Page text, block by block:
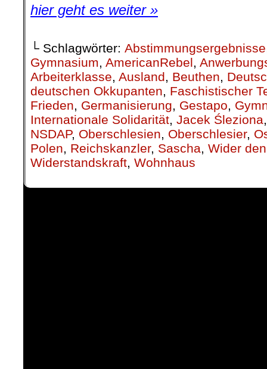
hier geht es weiter »
└ Schlagwörter: Abstimmungsergebnisse
Gymnasium, AmericanRebel,
Arbeiterklasse, Ausland, Beuthen,
deutschen Okkupanten, Faschistischer
Frieden, Germanisierung, Gestapo,
Internationale Solidarität, Jacek Śleziona
NSDAP, Oberschlesien, Oberschlesier,
Polen, Reichskanzler, Sascha, Wider
Widerstandskraft, Wohnhaus